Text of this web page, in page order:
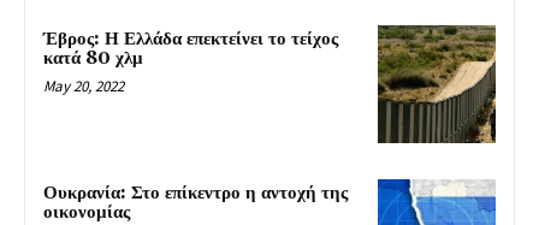
Έβρος: Η Ελλάδα επεκτείνει το τείχος
κατά 80 χλμ
May 20, 2022
Ουκρανία: Στο επίκεντρο η αντοχή της
οικονομίας